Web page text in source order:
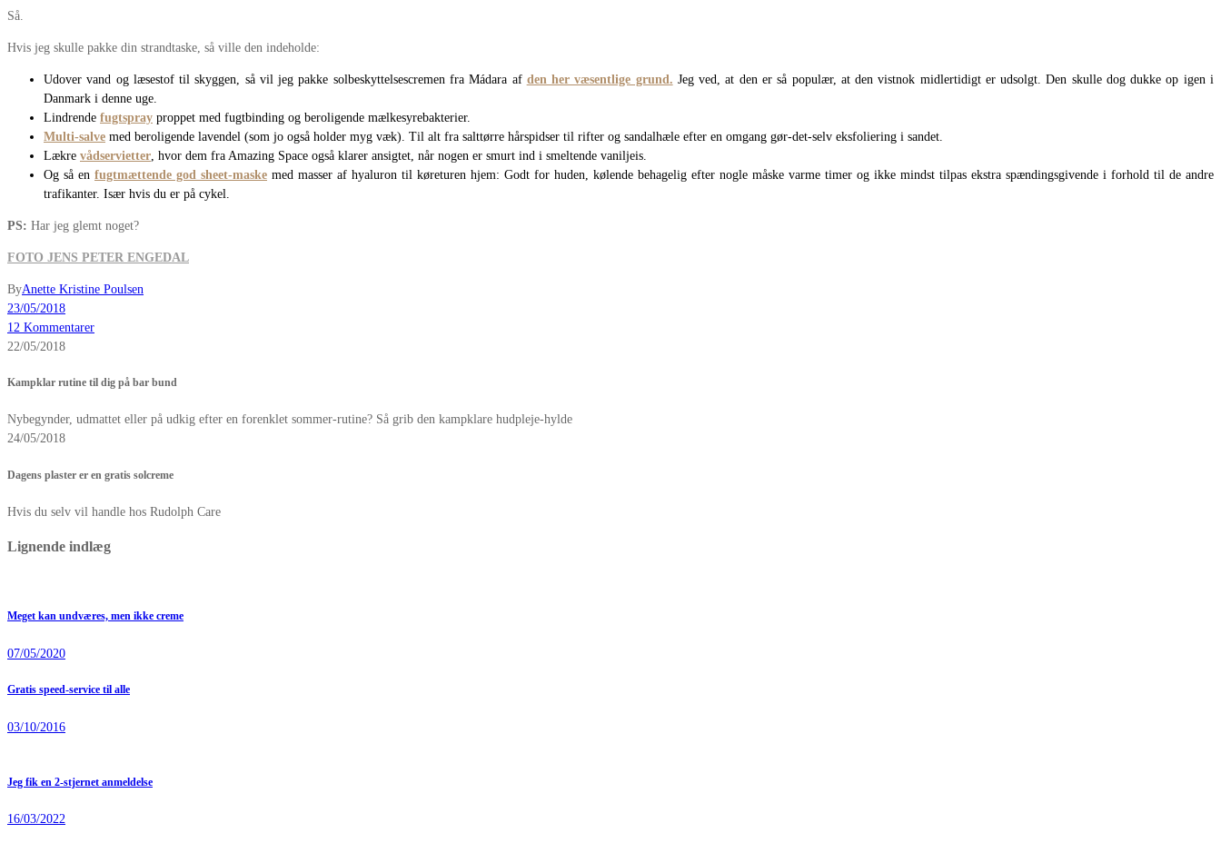
Så.
Hvis jeg skulle pakke din strandtaske, så ville den indeholde:
Udover vand og læsestof til skyggen, så vil jeg pakke solbeskyttelsescremen fra Mádara af den her væsentlige grund. Jeg ved, at den er så populær, at den vistnok midlertidigt er udsolgt. Den skulle dog dukke op igen i
Danmark i denne uge.
Lindrende fugtspray proppet med fugtbinding og beroligende mælkesyrebakterier.
Multi-salve med beroligende lavendel (som jo også holder myg væk). Til alt fra salttørre hårspidser til rifter og sandalhæle efter en omgang gør-det-selv eksfoliering i sandet.
Lækre vådservietter , hvor dem fra Amazing Space også klarer ansigtet, når nogen er smurt ind i smeltende vaniljeis.
Og så en fugtmættende god sheet-maske med masser af hyaluron til køreturen hjem: Godt for huden, kølende behagelig efter nogle måske varme timer og ikke mindst tilpas ekstra spændingsgivende i forhold til de andre
trafikanter. Især hvis du er på cykel.
PS: Har jeg glemt noget?
FOTO JENS PETER ENGEDAL
ByAnette Kristine Poulsen
23/05/2018
12 Kommentarer
22/05/2018
Kampklar rutine til dig på bar bund
Nybegynder, udmattet eller på udkig efter en forenklet sommer-rutine? Så grib den kampklare hudpleje-hylde
24/05/2018
Dagens plaster er en gratis solcreme
Hvis du selv vil handle hos Rudolph Care
Lignende indlæg
Meget kan undværes, men ikke creme
07/05/2020
Gratis speed-service til alle
03/10/2016
Jeg fik en 2-stjernet anmeldelse
16/03/2022